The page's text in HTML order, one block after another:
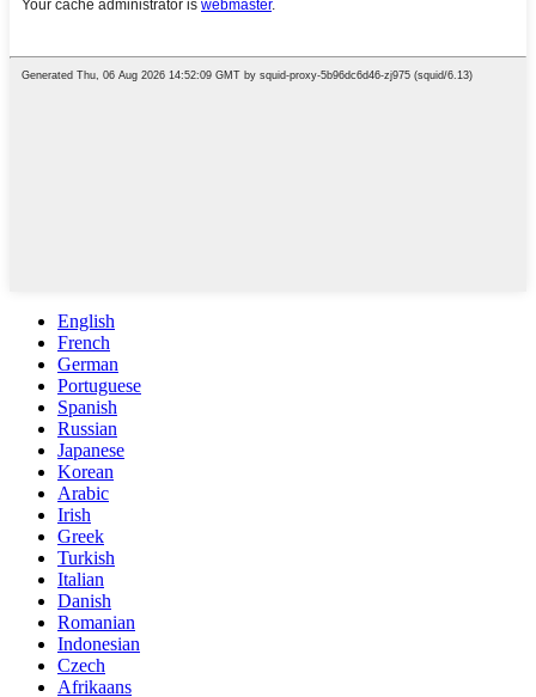
English
French
German
Portuguese
Spanish
Russian
Japanese
Korean
Arabic
Irish
Greek
Turkish
Italian
Danish
Romanian
Indonesian
Czech
Afrikaans